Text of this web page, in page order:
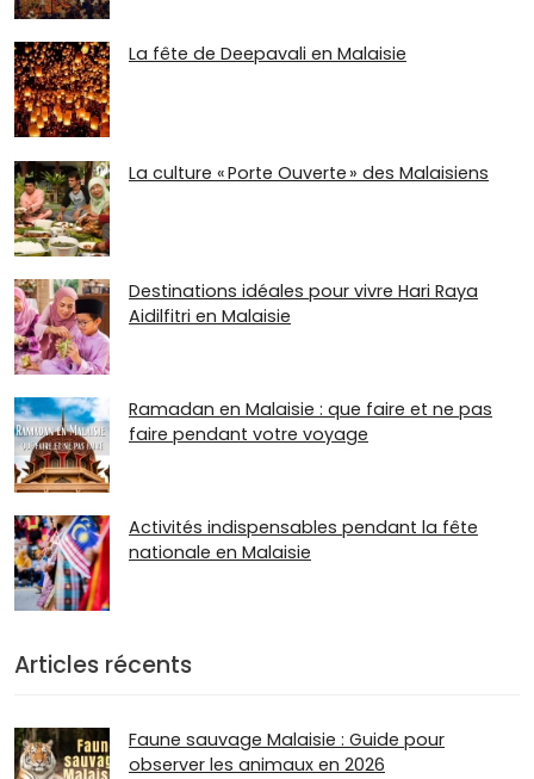
La fête de Deepavali en Malaisie
La culture « Porte Ouverte » des Malaisiens
Destinations idéales pour vivre Hari Raya
Aidilfitri en Malaisie
Ramadan en Malaisie : que faire et ne pas
faire pendant votre voyage
Activités indispensables pendant la fête
nationale en Malaisie
Articles récents
Faune sauvage Malaisie : Guide pour
observer les animaux en 2026